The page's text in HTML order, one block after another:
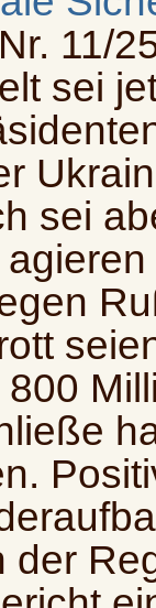
11/
sei
sei
der